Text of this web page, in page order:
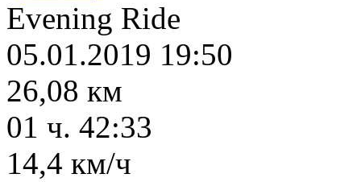
Evening Ride
05.01.2019 19:50
26,08 км
01 ч. 42:33
14,4 км/ч